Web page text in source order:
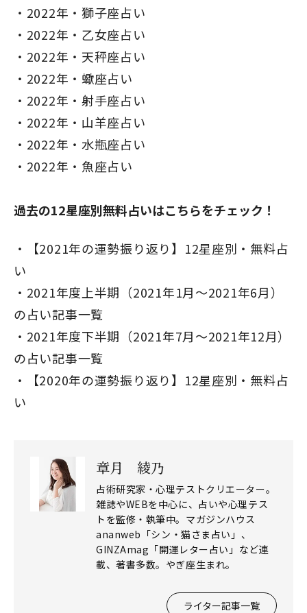
2022年・獅子座占い
2022年・乙女座占い
2022年・天秤座占い
2022年・蠍座占い
2022年・射手座占い
2022年・山羊座占い
2022年・水瓶座占い
2022年・魚座占い
過去の12星座別無料占いはこちらをチェック！
【2021年の運勢振り返り】12星座別・無料占
い
2021年度上半期（2021年1月～2021年6月）
の占い記事一覧
2021年度下半期（2021年7月～2021年12月）
の占い記事一覧
【2020年の運勢振り返り】12星座別・無料占
い
章月 綾乃
占術研究家・心理テストクリエーター。
雑誌やWEBを中心に、占いや心理テス
トを監修・執筆中。マガジンハウス
ananweb「シン・猫さま占い」、
GINZAmag「開運レター占い」など連
載、著書多数。やぎ座生まれ。
ライター記事一覧
閉じる